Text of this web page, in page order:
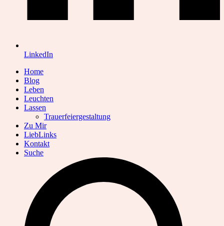
LinkedIn
Home
Blog
Leben
Leuchten
Lassen
Trauerfeiergestaltung
Zu Mir
LiebLinks
Kontakt
Suche